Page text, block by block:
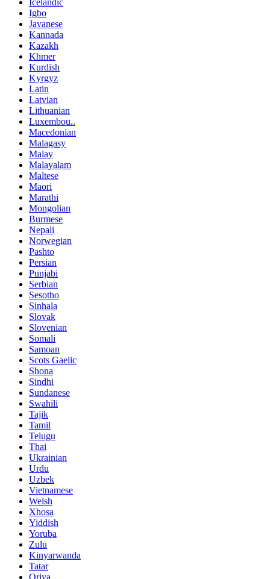
Icelandic
Igbo
Javanese
Kannada
Kazakh
Khmer
Kurdish
Kyrgyz
Latin
Latvian
Lithuanian
Luxembou..
Macedonian
Malagasy
Malay
Malayalam
Maltese
Maori
Marathi
Mongolian
Burmese
Nepali
Norwegian
Pashto
Persian
Punjabi
Serbian
Sesotho
Sinhala
Slovak
Slovenian
Somali
Samoan
Scots Gaelic
Shona
Sindhi
Sundanese
Swahili
Tajik
Tamil
Telugu
Thai
Ukrainian
Urdu
Uzbek
Vietnamese
Welsh
Xhosa
Yiddish
Yoruba
Zulu
Kinyarwanda
Tatar